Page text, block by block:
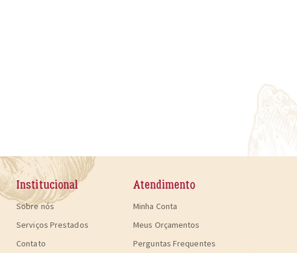
Institucional
Sobre nós
Serviços Prestados
Contato
Atendimento
Minha Conta
Meus Orçamentos
Perguntas Frequentes